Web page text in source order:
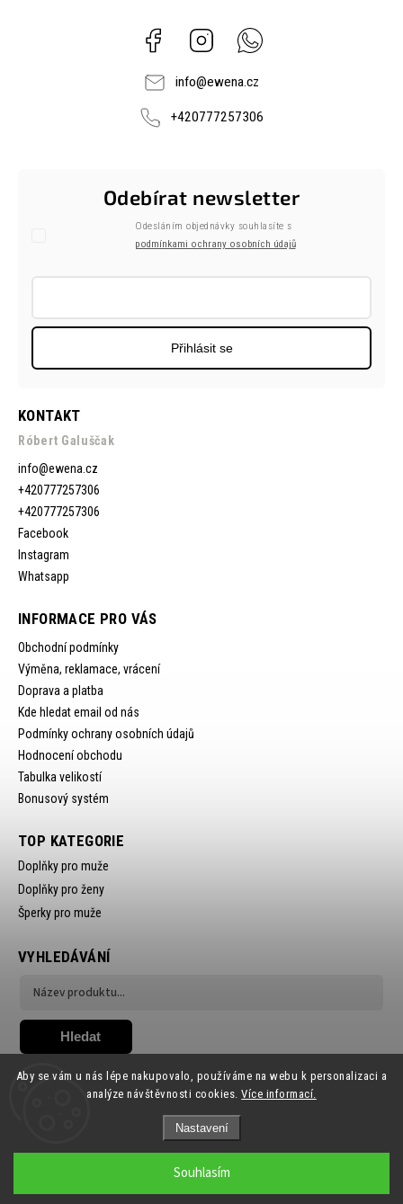
Aby se vám u nás lépe nakupovalo, používáme na webu k personalizaci a
analýze návštěvnosti cookies.Více informací.
Nastavení
Souhlasím
Facebook Instagram
info@ewena.cz
+420777257306
KONTAKT
Róbert Galuščak
info@ewena.cz
+420777257306
+420777257306
Facebook
Instagram
Whatsapp
INFORMACE PRO VÁS
Obchodní podmínky
Výměna, reklamace, vrácení
Doprava a platba
Kde hledat email od nás
Podmínky ochrany osobních údajů
Hodnocení obchodu
Tabulka velikostí
Bonusový systém
Odebírat newsletter
Odesláním objednávky souhlasíte s
podmínkami ochrany osobních údajů
Přihlásit se
TOP KATEGORIE
Doplňky pro muže
Doplňky pro ženy
Šperky pro muže
VYHLEDÁVÁNÍ
Hledat
Ewena.CZ. Všechna práva vyhrazena.